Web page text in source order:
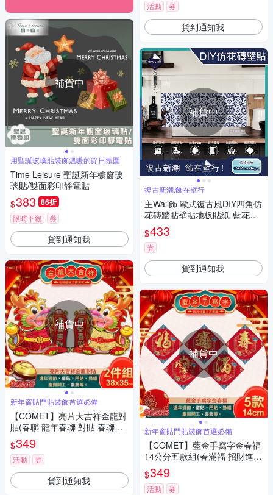
補貨中
用聖誕玻璃貼裝飾溫暖的節日氛圍
Time Leisure 聖誕新年櫥窗玻
璃貼/雙面彩印靜電貼
$383 86折
限時下殺 券
貨到通知我
補貨中
新年窗貼門貼裝飾首選必備
【COMET】亮片大吉祥金龍對
貼(春聯 龍年春聯 對貼 春聯對
貼 龍年對貼/WP4225)
$349
活動 券
貨到通知我
活動 券
貨到通知我
補貨中
復古新潮,飾在壁行
主Wall飾 歐式復古風DIY四角仿
花磚牆貼壁貼地板貼紙-藍花綻
放款(10x10cm每套20)
$433
券
貨到通知我
補貨中
新年窗貼門貼裝飾首選必備
【COMET】藍金手寫字金春福
14公分五款組(春滿福 招財進寶
山珍海味 春聯 窗貼 春福/NYL0
191-95)
$349
活動 券